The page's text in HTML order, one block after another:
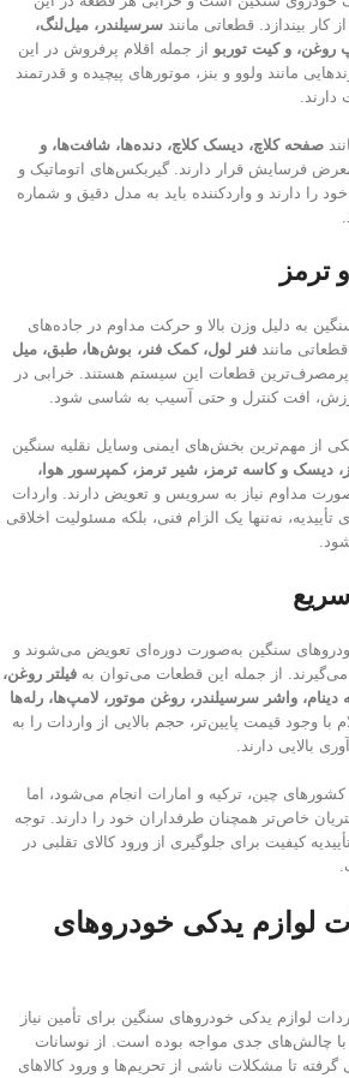
بیندازد. قطعاتی مانند سرسیلندر، میل‌لنگ،
روغن، و کیت توربو از جمله اقلام پرفروش در این
مانند ولوو و بنز، موتورهای پیچیده و قدرتمند
صفحه کلاچ، دیسک کلاچ، دنده‌ها، شافت‌ها، و
فرسایش قرار دارند. گیربکس‌های اتوماتیک و
دارند و واردکننده باید به مدل دقیق و شماره
به دلیل وزن بالا و حرکت مداوم در جاده‌های
مانند فنر لول، کمک فنر، بوش‌ها، طبق، میل
قطعات این سیستم هستند. خرابی در
افت کنترل و حتی آسیب به شاسی شود.
از مهم‌ترین بخش‌های ایمنی وسایل نقلیه سنگین
دیسک و کاسه ترمز، شیر ترمز، کمپرسور هوا،
مداوم نیاز به سرویس و تعویض دارند. واردات
نه‌تنها یک الزام فنی، بلکه مسئولیت اخلاقی
سنگین به‌صورت دوره‌ای تعویض می‌شوند و
از جمله این قطعات می‌توان به فیلتر روغن،
واشر سرسیلندر، روغن موتور، لامپ‌ها، رله‌ها
با وجود قیمت پایین‌تر، حجم بالایی از واردات را به
بالایی دارند.
چین، ترکیه و امارات انجام می‌شود، اما
خاص‌تر همچنان طرفداران خود را دارند. توجه
کیفیت برای جلوگیری از ورود کالای تقلبی در
لوازم یدکی خودروهای
لوازم یدکی خودروهای سنگین برای تأمین نیاز
با چالش‌های جدی مواجه بوده است. از نوسانات
تا مشکلات ناشی از تحریم‌ها و ورود کالاهای